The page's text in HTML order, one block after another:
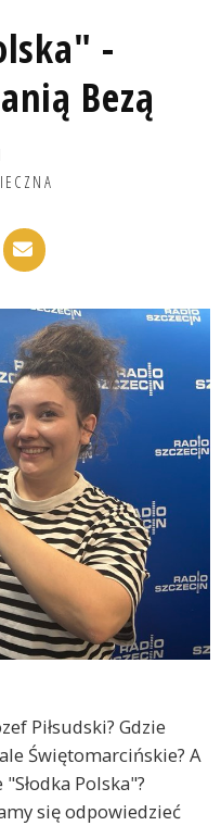
-
Bezą
Piłsudski? Gdzie
Świętomarcińskie? A
Polska"?
się odpowiedzieć